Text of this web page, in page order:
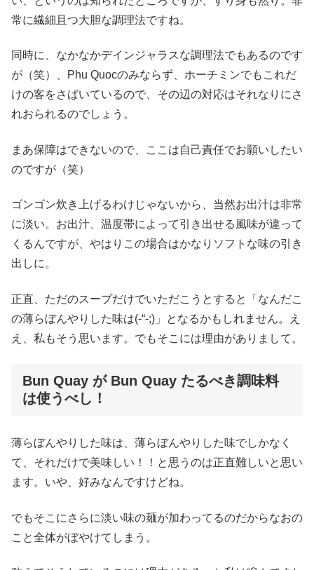
常に繊細且つ大胆な調理法ですね。
同時に、なかなかデインジャラスな調理法でもあるのです
が（笑）、Phu Quocのみならず、ホーチミンでもこれだ
けの客をさばいているので、その辺の対応はそれなりにさ
れおられるのでしょう。
まあ保障はできないので、ここは自己責任でお願いしたい
のですが（笑）
ゴンゴン炊き上げるわけじゃないから、当然お出汁は非常
に淡い。お出汁、温度帯によって引き出せる風味が違って
くるんですが、やはりこの場合はかなりソフトな味の引き
出しに。
正直、ただのスープだけでいただこうとすると「なんだこ
の薄らぼんやりした味は(-“-;)」となるかもしれません。え
え、私もそう思います。でもそこには理由がありまして。
Bun Quay が Bun Quay たるべき調味料
は使うべし！
薄らぼんやりした味は、薄らぼんやりした味でしかなく
て、それだけで美味しい！！と思うのは正直難しいと思い
ます。いや、好みなんですけどね。
でもそこにさらに淡い味の麺が加わってるのだからなおの
こと全体がぼやけてしまう。